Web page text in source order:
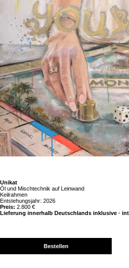
Unikat
Öl und Mischtechnik auf Leinwand
Keilrahmen
Entstehungsjahr: 2026
Preis: 2.800 €
Lieferung innerhalb Deutschlands inklusive ·
Bestellen